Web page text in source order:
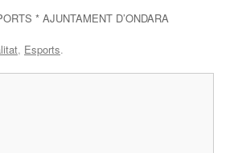
* AJUNTAMENT D’ONDARA
, Esports.